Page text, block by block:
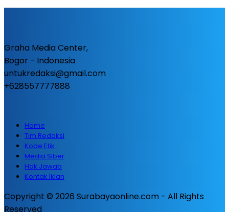
Graha Media Center,
Bogor - Indonesia
untukredaksi@gmail.com
+628557777888
Home
Tim Redaksi
Kode Etik
Media Siber
Hak Jawab
Kontak Iklan
Copyright © 2026 Surabayaonline.com - All Rights
Reserved